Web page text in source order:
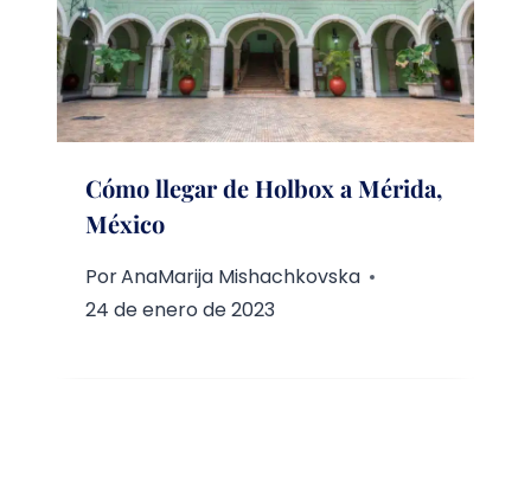
Cómo llegar de Holbox a Mérida,
México
PorAnaMarija Mishachkovska
24 de enero de 2023